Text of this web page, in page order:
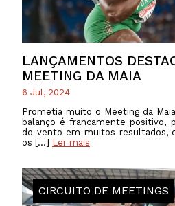
LANÇAMENTOS
MEETING DA MAIA
6 Jul, 2024
Prometia muito o Meeting da
balanço é francamente positivo,
do vento em muitos resultados,
os […] Ler mais
CIRCUITO DE MEETINGS